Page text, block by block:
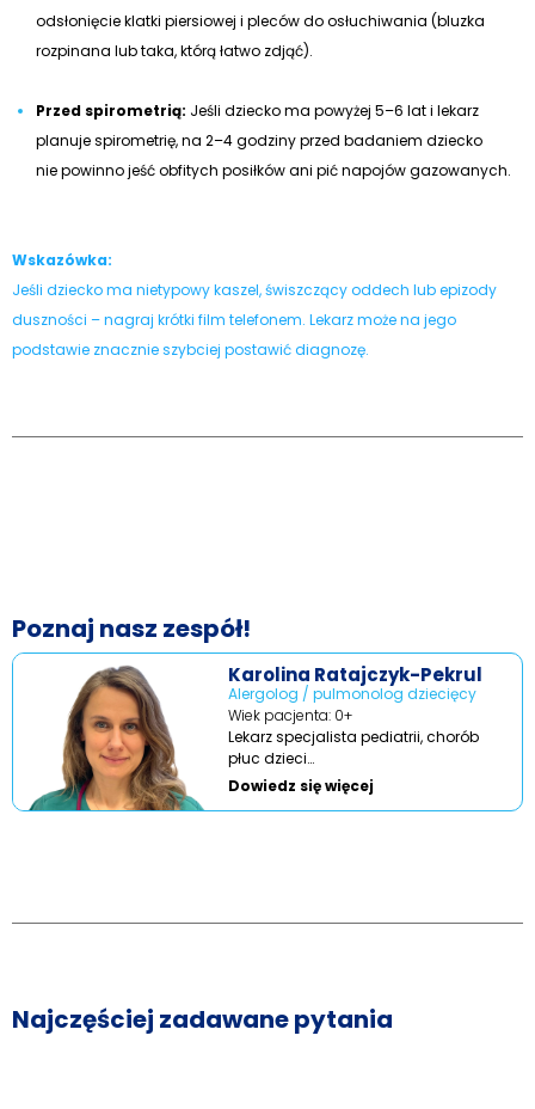
odsłonięcie klatki piersiowej i pleców do osłuchiwania (bluzka
rozpinana lub taka, którą łatwo zdjąć).
Przed spirometrią: Jeśli dziecko ma powyżej 5–6 lat i lekarz
planuje spirometrię, na 2–4 godziny przed badaniem dziecko
nie powinno jeść obfitych posiłków ani pić napojów gazowanych.
Wskazówka:
Jeśli dziecko ma nietypowy kaszel, świszczący oddech lub epizody
duszności – nagraj krótki film telefonem. Lekarz może na jego
podstawie znacznie szybciej postawić diagnozę.
Poznaj nasz zespół!
Karolina Ratajczyk-Pekrul
Alergolog / pulmonolog dziecięcy
Wiek pacjenta: 0+
Lekarz specjalista pediatrii, chorób
płuc dzieci…
Dowiedz się więcej
Najczęściej zadawane pytania